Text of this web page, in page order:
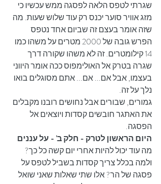
שגרתי לטפס הלאה לפסגה ממש עכשיו כי
מזג אוויר סוער יכנס רק עוד שלוש שעות. מה
שזה אומר בעצם זה שביום אחד נטפס
הפרש גובה של 2000 מטרים על משהו כמו
14 קילומטרים. זה לא משהו שקורה דרך
שגרה בטרק אל האולימפוס ככה אומר היווני
בעצמו, אבל אם... אם... אתם מסוגלים בואו
נלך על זה.
גמורים, שבורים אבל נחושים רובנו מקבלים
את האתגר חובשים קסדות ויוצאים אל
הפסגה.
היום הראשון לטרק - חלק ב' - על עננים
מה עוד יכול להיות אחרי יום קשה כל כך?
ולמה בכלל צריך קסדות בשביל לטפס על
פסגה של הר? אלו שתי שאלות שאני שואל